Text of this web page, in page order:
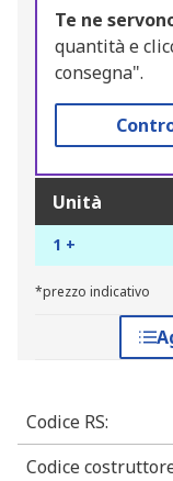
Te ne
quantità e
consegna".
Unità
1 +
*prezzo indicativo
Codice RS:
Codice